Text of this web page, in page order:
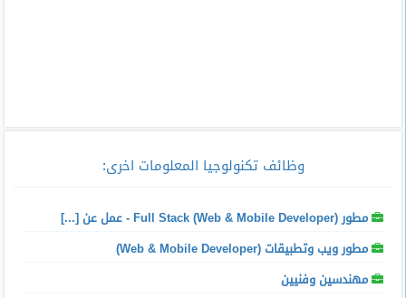
وظائف تكنولوجيا المعلومات اخرى:
مطور Full Stack (Web & Mobile Developer) - عمل عن [...]
مطور ويب وتطبيقات (Web & Mobile Developer)
مهندسين وفنيين